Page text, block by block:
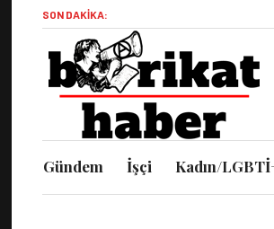
SON DAKIKA:
Gündem İşçi Kadın/